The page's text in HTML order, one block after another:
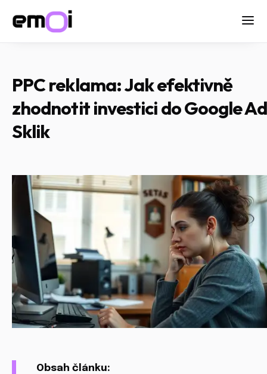
PPC reklama: Jak efektivně
zhodnotit investici do Google
Sklik
Obsah článku: